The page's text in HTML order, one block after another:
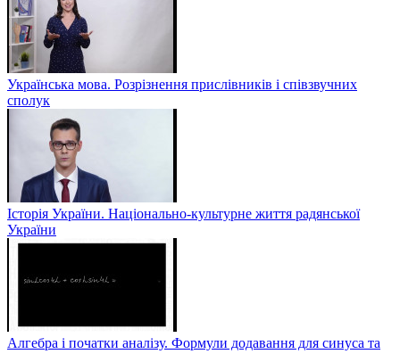
Українська мова. Розрізнення прислівників і співзвучних
сполук
Історія України. Національно-культурне життя радянської
України
Алгебра і початки аналізу. Формули додавання для синуса та